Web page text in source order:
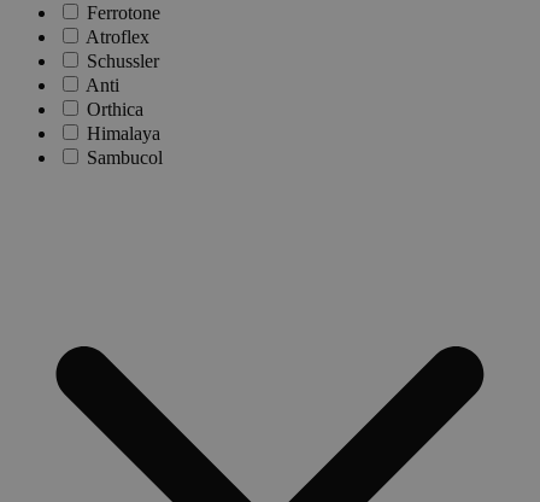
Ferrotone
Atroflex
Schussler
Anti
Orthica
Himalaya
Sambucol